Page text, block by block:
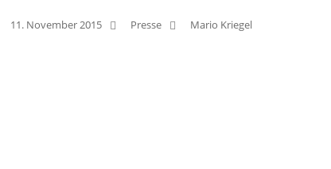
11. November 2015 Presse Mario Kriegel